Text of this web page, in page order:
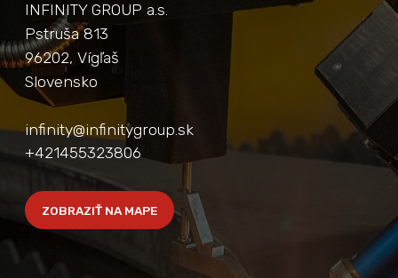
INFINITY GROUP a.s.
Pstruša 813
96202, Vígľaš
Slovensko
infinity@infinitygroup.sk
+421455323806
ZOBRAZIŤ NA MAPE